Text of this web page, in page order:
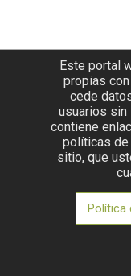
Este portal
propias
cede
usuarios sin
contiene
políticas de
sitio, que
Política